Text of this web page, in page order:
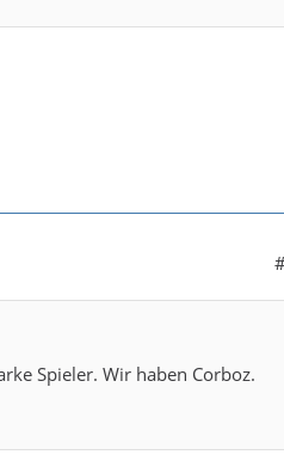
Spieler. Wir haben Corboz.